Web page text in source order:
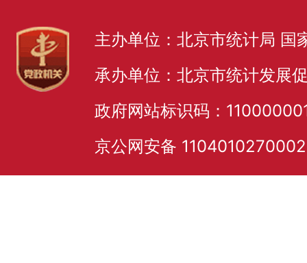
主办单位：北京市统计局 国
承办单位：北京市统计发展
政府网站标识码：
京公网安备